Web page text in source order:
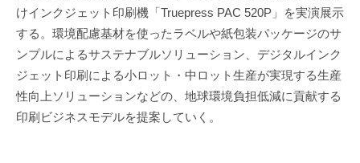
けインクジェット印刷機「Truepress PAC 520P」を実演展示
する。環境配慮基材を使ったラベルや紙包装パッケージのサ
ンプルによるサステナブルソリューション、デジタルインク
ジェット印刷による小ロット・中ロット生産が実現する生産
性向上ソリューションなどの、地球環境負担低減に貢献する
印刷ビジネスモデルを提案していく。